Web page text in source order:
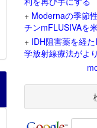
+ Modernaの季節
チンmFLUSIVAを
+ IDH阻害薬を経
学放射線療法がよ